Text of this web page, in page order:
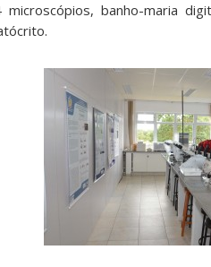
banho-maria